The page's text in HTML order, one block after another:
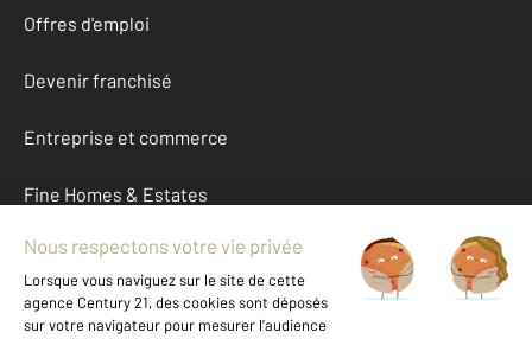
Offres d'emploi
Devenir franchisé
Entreprise et commerce
Fine Homes & Estates
À propos
International